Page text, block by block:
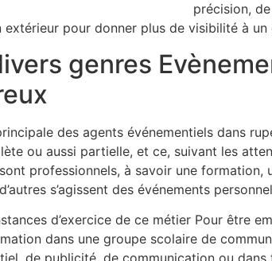
précision,
extérieur pour donner plus de visibilité à
genres
des agents événementiels dans
ou aussi partielle, et ce, suivant les
professionnels, à savoir une formation,
s’agissent des événements
d’exercice de ce métier Pour être
dans une groupe scolaire de